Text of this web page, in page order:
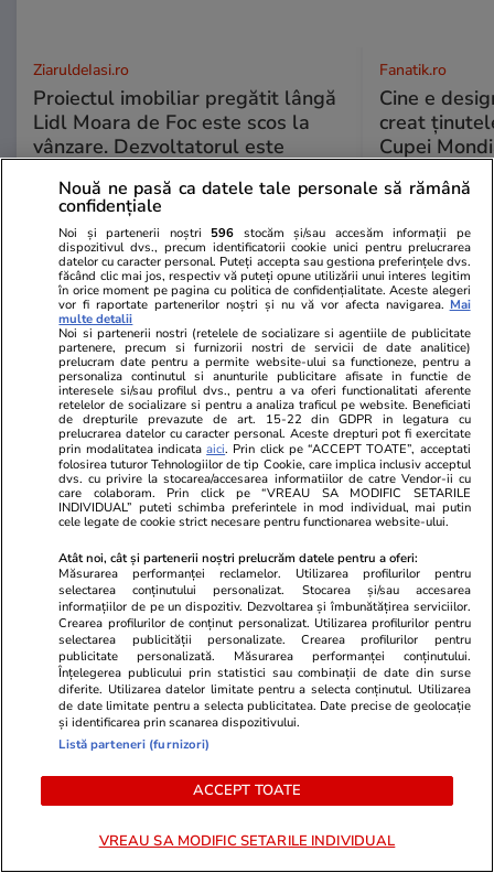
ZiaruldeIasi.ro
Proiectul imobiliar pregătit lângă
Lidl Moara de Foc este scos la
vânzare. Dezvoltatorul este
de anvergură
Fanatik.ro
Cine e
creat
Cupei
ULTIMELE ȘTIRI
Știri Locale 21:29
Liberty Galați repornește o parte din
producție. Primele contracte de închiriere au
fost semnate cu Glencore și KMC
Știri Locale 20:50
Record de trafic la Aeroportul Internațional
Cluj: 2 milioane de pasageri și 13 rute noi
introduse
Locuri de muncă 20:48
50 de milioane de oameni din UE nu muncesc,
dar 20% dintre ei ar dori să o facă: „Trebuie să
Știri România
Nouă ne pasă ca datele tale personale să rămână
confidențiale
Noi și partenerii noștri 596 stocăm și/sau accesăm informații pe
dispozitivul dvs., precum identificatorii cookie unici pentru prelucrarea
datelor cu caracter personal. Puteți accepta sau gestiona preferințele dvs.
făcând clic mai jos, respectiv vă puteți opune utilizării unui interes legitim
în orice moment pe pagina cu politica de confidențialitate. Aceste alegeri
vor fi raportate partenerilor noștri și nu vă vor afecta navigarea. Mai
multe detalii
Noi si partenerii nostri (retelele de socializare si agentiile de publicitate
partenere, precum si furnizorii nostri de servicii de date analitice)
prelucram date pentru a permite website-ului sa functioneze, pentru a
personaliza continutul si anunturile publicitare afisate in functie de
interesele si/sau profilul dvs., pentru a va oferi functionalitati aferente
retelelor de socializare si pentru a analiza traficul pe website. Beneficiati
de drepturile prevazute de art. 15-22 din GDPR in legatura cu
prelucrarea datelor cu caracter personal. Aceste drepturi pot fi exercitate
prin modalitatea indicataaici. Prin click pe “ACCEPT TOATE”, acceptati
folosirea tuturor Tehnologiilor de tip Cookie, care implica inclusiv acceptul
dvs. cu privire la stocarea/accesarea informatiilor de catre Vendor-ii cu
care colaboram. Prin click pe “VREAU SA MODIFIC SETARILE
INDIVIDUAL” puteti schimba preferintele in mod individual, mai putin
cele legate de cookie strict necesare pentru functionarea website-ului.
Atât noi, cât și partenerii noștri prelucrăm datele pentru a oferi:
Măsurarea performanței reclamelor. Utilizarea profilurilor pentru
selectarea conținutului personalizat. Stocarea și/sau accesarea
informațiilor de pe un dispozitiv. Dezvoltarea și îmbunătățirea serviciilor.
Crearea profilurilor de conținut personalizat. Utilizarea profilurilor pentru
selectarea publicității personalizate. Crearea profilurilor pentru
publicitate personalizată. Măsurarea performanței conținutului.
Înțelegerea publicului prin statistici sau combinații de date din surse
diferite. Utilizarea datelor limitate pentru a selecta conținutul. Utilizarea
de date limitate pentru a selecta publicitatea. Date precise de geolocație
și identificarea prin scanarea dispozitivului.
Listă parteneri (furnizori)
ACCEPT TOATE
VREAU SA MODIFIC SETARILE INDIVIDUAL